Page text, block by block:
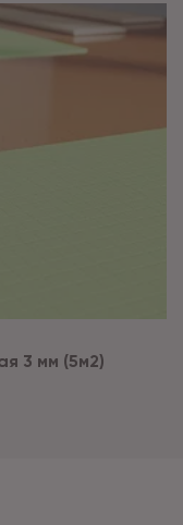
3 мм (5м2)